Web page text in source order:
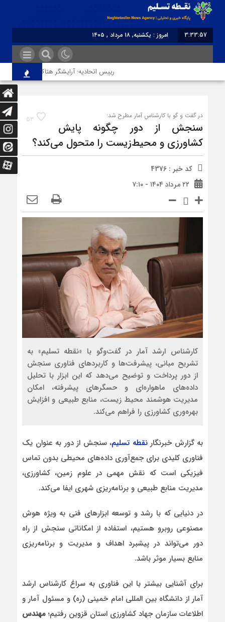
3:33:57
امروز : یکشنبه, ۱۸ مرداد , ۱۴۰۵
رییس اتحادیه: آرایشگر هتاک در قزوین عضو
53 در گفت و گو با کارشناس آمار مطرح شد:
سنجش از دور چگونه پایش
کشاورزی و محیط‌زیست را متحول می‌کند؟
کد خبر : 4376
۲۲ مرداد ۱۴۰۴ - ۷:۱۰
کارشناس ارشد آمار در گفت‌وگو با «نقطه تسلیم» به
تشریح مبانی، پیشرفت‌ها و کاربردهای فناوری سنجش
از دور پرداخت و توضیح می‌دهد که این ابزار با تحلیل
داده‌های ماهواره‌ای و حسگرهای پیشرفته، امکان
مدیریت هوشمند محیط زیست، منابع طبیعی و افزایش
بهره‌وری کشاورزی را فراهم می‌کند.
به گزارش خبرنگارنقطه تسلیم، سنجش از دور به عنوان یک
فناوری کلیدی برای جمع‌آوری داده‌های محیطی بدون تماس
فیزیکی است که نقش مهمی در علوم زمین، کشاورزی،
مدیریت منابع طبیعی و برنامه‌ریزی شهری ایفا می‌کند.
در دنیایی که با رشد و توسعه ابزارهای فنی به ویژه هوش
مصنوعی روبرو هستیم، استفاده از امکاناتی سنجش از راه
دور می‌تواند در پیشبرد اهداف و مدیریت و برنامه‌ریزی
منابع بسیار موثر باشد.
برای آشنایی بیشتر با این فناوری به سراغ کارشناس ارشد
آمار از دانشگاه بین المللی امام خمینی (ره) و مسئول آمار و
اطلاعات سازمان جهاد کشاورزی استان قزوین رفتیم؛ مهندس